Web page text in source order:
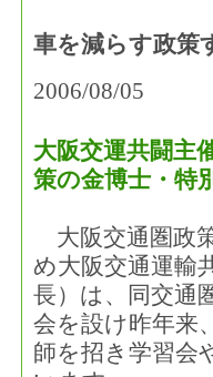
車を減らす政策
2006/08/05
大阪交運共闘主
策の金博士・特
大阪交通圏政
め大阪交通運輸
長）は、同交通
会を設け昨年来
師を招き学習会